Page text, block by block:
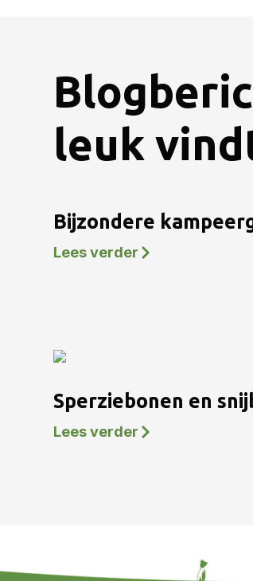
leuk
Bijzondere
Lees verder
Sperziebonen en
Lees verder